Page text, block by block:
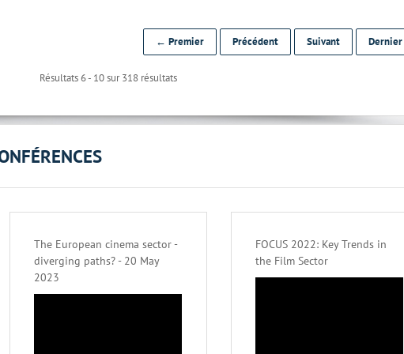
Résultats 6 - 10 sur 318 résultats
← Premier Précédent Suivant
The European cinema sector -
diverging paths? - 20 May
2023
FOCUS 2022: Key Trends in
the Film Sector